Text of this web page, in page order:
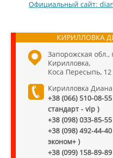
Официальный сайт:
КИРИЛЛОВКА
Запорожская обл.,
Кирилловка,
Коса Пересыпь, 12
Кирилловка
+38 (066) 510-08-
стандарт - vip )
+38 (098) 033-85-55
+38 (098) 492-44-
эконом+ )
+38 (099) 158-89-89